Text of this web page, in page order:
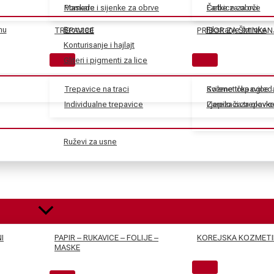
Bronzeri
Konturisanje i hajlajt
Gliteri i pigmenti za lice
Fiksiranje šminke
Ruževi za usne
Maskare
Pomade i sijenke za obrve
Farbe za obrve
TREPAVICE
Trepavice na traci
Individualne trepavice
Svilene trepavice
Ljepilo za
Četkice za oči
PRIBOR ZA
Kozmetička
Zarezači za olovke
PAPIR – RUKAVICE – FOLIJE –
MASKE
KOREJSKA